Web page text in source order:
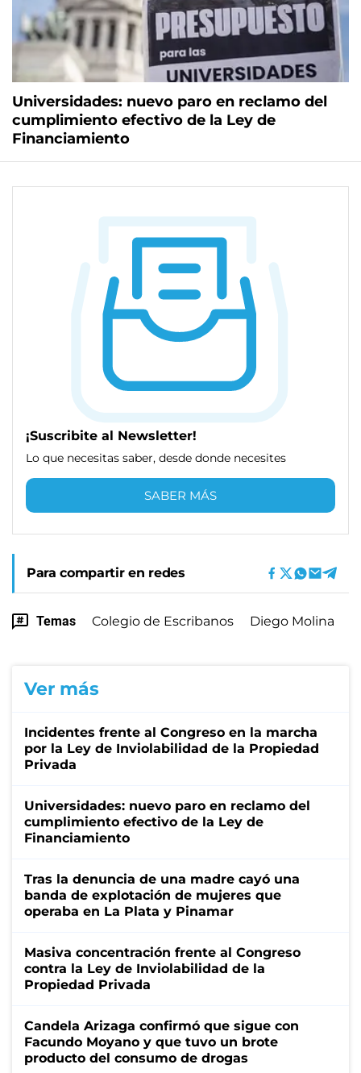
Universidades: nuevo paro en reclamo del
cumplimiento efectivo de la Ley de
Financiamiento
¡Suscribite al Newsletter!
Lo que necesitas saber, desde donde necesites
SABER MÁS
Para compartir en redes
Temas Colegio de Escribanos Diego Molina
Ver más
Incidentes frente al Congreso en la marcha
por la Ley de Inviolabilidad de la Propiedad
Privada
Universidades: nuevo paro en reclamo del
cumplimiento efectivo de la Ley de
Financiamiento
Tras la denuncia de una madre cayó una
banda de explotación de mujeres que
operaba en La Plata y Pinamar
Masiva concentración frente al Congreso
contra la Ley de Inviolabilidad de la
Propiedad Privada
Candela Arizaga confirmó que sigue con
Facundo Moyano y que tuvo un brote
producto del consumo de drogas